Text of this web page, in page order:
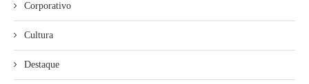
Corporativo
Cultura
Destaque